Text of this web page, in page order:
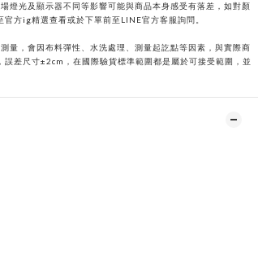
燈光及顯示器不同等影響可能與商品本身感受有落差，如對顏
官方ig精選查看或於下單前至LINE官方客服詢問。
量，會因布料彈性、水洗處理、測量起訖點等因素，與實際商
誤差尺寸±2cm，在國際驗貨標準範圍都是屬於可接受範圍，並